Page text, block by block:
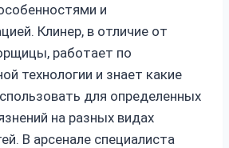
и
Клинер, в отличие от
работает по
технологии и знает какие
для определенных
на разных видах
В арсенале специалиста